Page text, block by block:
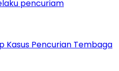
Kasus Pencurian Tembaga